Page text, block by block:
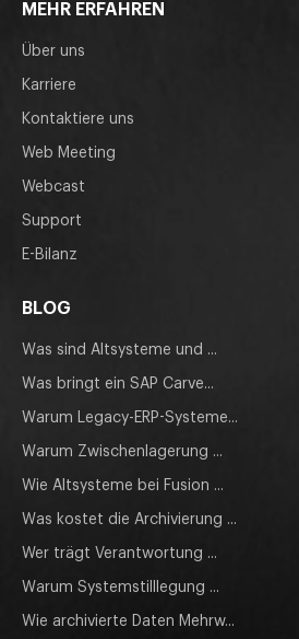
MEHR ERFAHREN
Über uns
Karriere
Kontaktiere uns
Web Meeting
Webcast
Support
E-Bilanz
BLOG
Was sind Altsysteme und ...
Was bringt ein SAP Carve...
Warum Legacy-ERP-Systeme...
Warum Zwischenlagerung ...
Wie Altsysteme bei Fusion ...
Was kostet die Archivierung ...
Wer trägt Verantwortung ...
Warum Systemstilllegung ...
Wie archivierte Daten Mehrw...